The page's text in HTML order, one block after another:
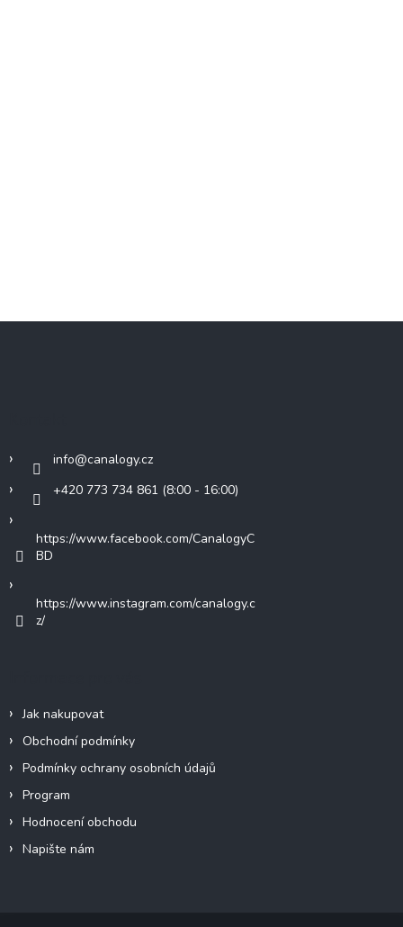
info@canalogy.cz
+420 773 734 861 (8:00 - 16:00)
https://www.facebook.com/CanalogyC
BD
https://www.instagram.com/canalogy.c
z/
Jak nakupovat
Obchodní podmínky
Podmínky ochrany osobních údajů
Program
Hodnocení obchodu
Napište nám